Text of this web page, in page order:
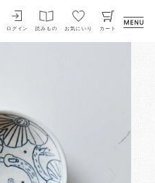
ログイン 読みもの お気にいり カート